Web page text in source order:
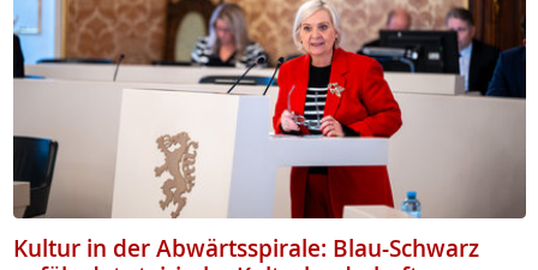
Kultur in der Abwärtsspirale: Blau-Schwarz